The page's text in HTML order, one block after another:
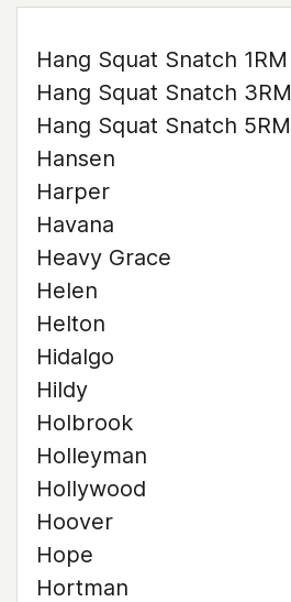
Hang Squat Snatch 1RM
Hang Squat Snatch 3RM
Hang Squat Snatch 5RM
Hansen
Harper
Havana
Heavy Grace
Helen
Helton
Hidalgo
Hildy
Holbrook
Holleyman
Hollywood
Hoover
Hope
Hortman